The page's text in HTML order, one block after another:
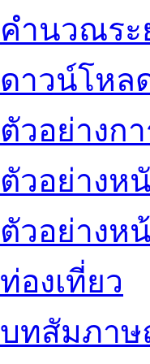
คำนวณระ
ดาวน์โหล
ตัวอย่างก
ตัวอย่างห
ตัวอย่างห
ท่องเที่ยว
บทสัมภาษ